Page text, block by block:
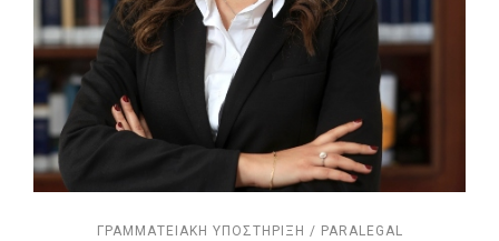
ΓΡΑΜΜΑΤΕΙΑΚΉ ΥΠΟΣΤΉΡΙΞΗ / PARALEGAL